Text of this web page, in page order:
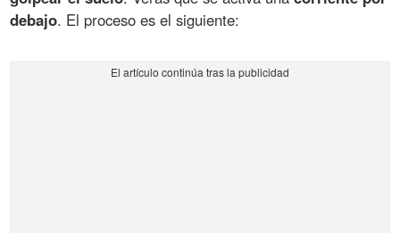
debajo. El proceso es el siguiente: